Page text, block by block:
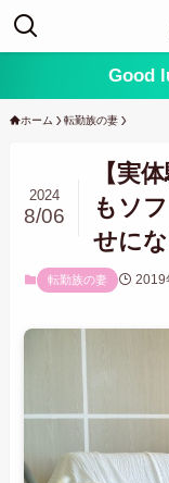
Good
ホーム 転勤族の妻
【実
もソ
せに
2024
8/06
転勤族の妻 2019